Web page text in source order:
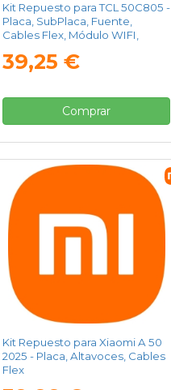
Kit Repuesto para TCL 50C805 -
Placa, SubPlaca, Fuente,
Cables Flex, Módulo WIFI,
39,25 €
Comprar
Kit Repuesto para Xiaomi A 50
2025 - Placa, Altavoces, Cables
Flex